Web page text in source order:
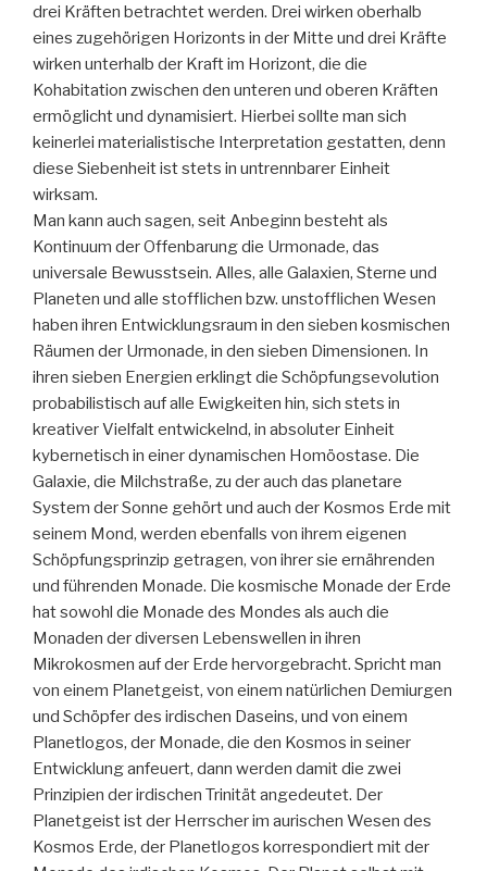
drei Kräften betrachtet werden. Drei wirken oberhalb
eines zugehörigen Horizonts in der Mitte und drei Kräfte
wirken unterhalb der Kraft im Horizont, die die
Kohabitation zwischen den unteren und oberen Kräften
ermöglicht und dynamisiert. Hierbei sollte man sich
keinerlei materialistische Interpretation gestatten, denn
diese Siebenheit ist stets in untrennbarer Einheit
wirksam.
Man kann auch sagen, seit Anbeginn besteht als
Kontinuum der Offenbarung die Urmonade, das
universale Bewusstsein. Alles, alle Galaxien, Sterne und
Planeten und alle stofflichen bzw. unstofflichen Wesen
haben ihren Entwicklungsraum in den sieben kosmischen
Räumen der Urmonade, in den sieben Dimensionen. In
ihren sieben Energien erklingt die Schöpfungsevolution
probabilistisch auf alle Ewigkeiten hin, sich stets in
kreativer Vielfalt entwickelnd, in absoluter Einheit
kybernetisch in einer dynamischen Homöostase. Die
Galaxie, die Milchstraße, zu der auch das planetare
System der Sonne gehört und auch der Kosmos Erde mit
seinem Mond, werden ebenfalls von ihrem eigenen
Schöpfungsprinzip getragen, von ihrer sie ernährenden
und führenden Monade. Die kosmische Monade der Erde
hat sowohl die Monade des Mondes als auch die
Monaden der diversen Lebenswellen in ihren
Mikrokosmen auf der Erde hervorgebracht. Spricht man
von einem Planetgeist, von einem natürlichen Demiurgen
und Schöpfer des irdischen Daseins, und von einem
Planetlogos, der Monade, die den Kosmos in seiner
Entwicklung anfeuert, dann werden damit die zwei
Prinzipien der irdischen Trinität angedeutet. Der
Planetgeist ist der Herrscher im aurischen Wesen des
Kosmos Erde, der Planetlogos korrespondiert mit der